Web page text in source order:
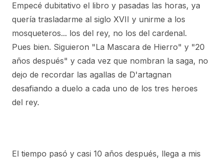
Empecé dubitativo el libro y pasadas las horas, ya
quería trasladarme al siglo XVII y unirme a los
mosqueteros... los del rey, no los del cardenal.
Pues bien. Siguieron "La Mascara de Hierro" y "20
años después" y cada vez que nombran la saga, no
dejo de recordar las agallas de D'artagnan
desafiando a duelo a cada uno de los tres heroes
del rey.
El tiempo pasó y casi 10 años después, llega a mis